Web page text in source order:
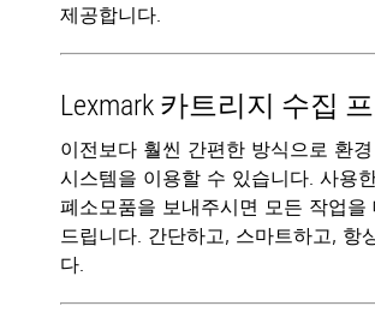
제공합니다.
Lexmark 카트리지 수집
이전보다 훨씬 간편한 방식으로 환
시스템을 이용할 수 있습니다. 사용
폐소모품을 보내주시면 모든 작업을
드립니다. 간단하고, 스마트하고, 항
다.